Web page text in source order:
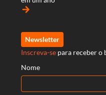
arrow_forward
Newsletter
Inscreva-se para receber o
Nome